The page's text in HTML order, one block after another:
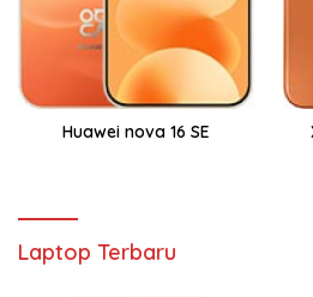
Huawei nova 16 SE
Laptop Terbaru